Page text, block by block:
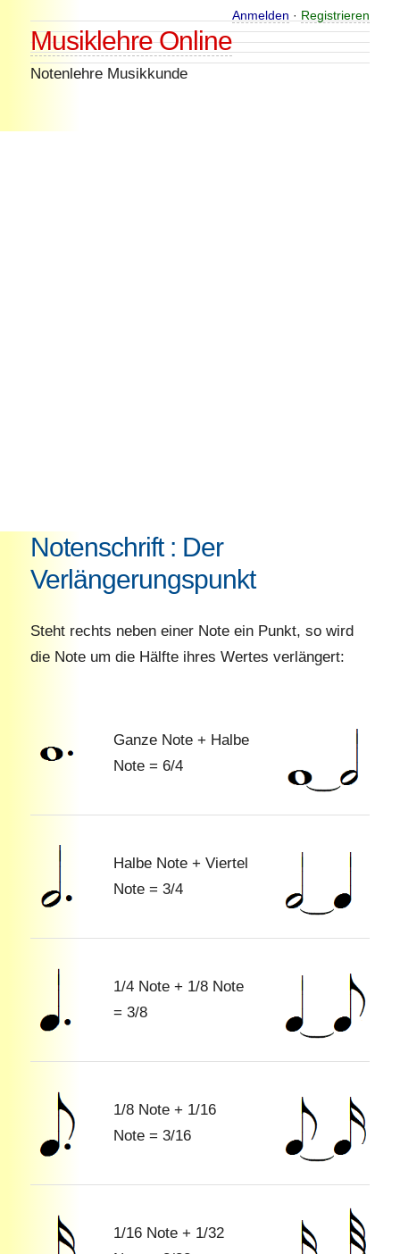
content
Musiklehre Online
Notenlehre Musikkunde
Anmelden · Registrieren
Notenschrift : Der
Verlängerungspunkt
Steht rechts neben einer Note ein Punkt, so wird
die Note um die Hälfte ihres Wertes verlängert:
Ganze Note + Halbe
Note = 6/4
Halbe Note + Viertel
Note = 3/4
1/4 Note + 1/8 Note
= 3/8
1/8 Note + 1/16
Note = 3/16
1/16 Note + 1/32